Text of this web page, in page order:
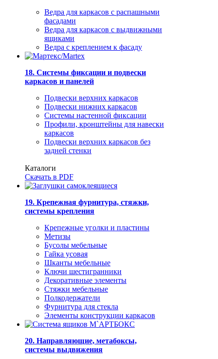
Ведра для каркасов с распашными
фасадами
Ведра для каркасов с выдвижными
ящиками
Ведра с креплением к фасаду
18. Системы фиксации и подвески
каркасов и панелей
Подвески верхних каркасов
Подвески нижних каркасов
Системы настенной фиксации
Профили, кронштейны для навески
каркасов
Подвески верхних каркасов без
задней стенки
Каталоги
Скачать в PDF
19. Крепежная фурнитура, стяжки,
системы крепления
Крепежные уголки и пластины
Метизы
Бусолы мебельные
Гайка усовая
Шканты мебельные
Ключи шестигранники
Декоративные элементы
Стяжки мебельные
Полкодержатели
Фурнитура для стекла
Элементы конструкции каркасов
20. Направляющие, метабоксы,
системы выдвижения